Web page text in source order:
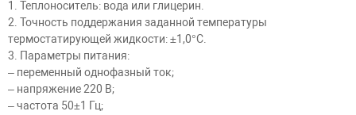
1. Теплоноситель: вода или глицерин.
2. Точность поддержания заданной температуры
термостатирующей жидкости: ±1,0°С.
3. Параметры питания:
– переменный однофазный ток;
– напряжение 220 В;
– частота 50±1 Гц;